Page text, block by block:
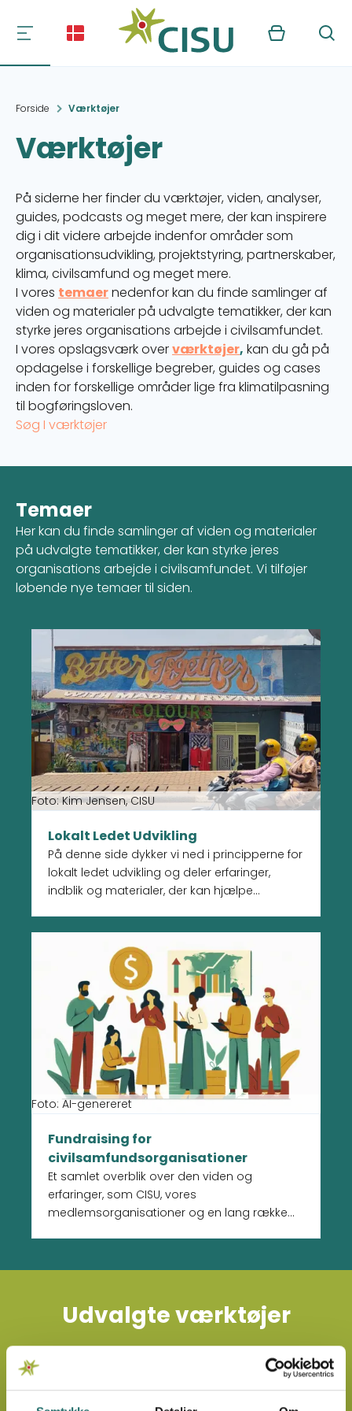
Kurv Søg
Forside Værktøjer
Værktøjer
På siderne her finder du værktøjer, viden, analyser,
guides, podcasts og meget mere, der kan inspirere
dig i dit videre arbejde indenfor områder som
organisationsudvikling, projektstyring, partnerskaber,
klima, civilsamfund og meget mere.
I vores temaernedenfor kan du finde samlinger af
viden og materialer på udvalgte tematikker, der kan
styrke jeres organisations arbejde i civilsamfundet.
I vores opslagsværk overværktøjer, kan du gå på
opdagelse i forskellige begreber, guides og cases
inden for forskellige områder lige fra klimatilpasning
til bogføringsloven.
Søg I værktøjer
Temaer
Her kan du finde samlinger af viden og materialer
på udvalgte tematikker, der kan styrke jeres
organisations arbejde i civilsamfundet. Vi tilføjer
løbende nye temaer til siden.
Foto: Kim Jensen, CISU
Lokalt Ledet Udvikling
På denne side dykker vi ned i principperne for
lokalt ledet udvikling og deler erfaringer,
indblik og materialer, der kan hjælpe
Læs mere om Lokalt Ledet Udvikling
Foto: AI-genereret
Fundraising for
civilsamfundsorganisationer
Et samlet overblik over den viden og
erfaringer, som CISU, vores
medlemsorganisationer og en lang række
civilsamfundsorganisationer.
Udvalgte værktøjer
Læs mere om Ordliste Læs mere om